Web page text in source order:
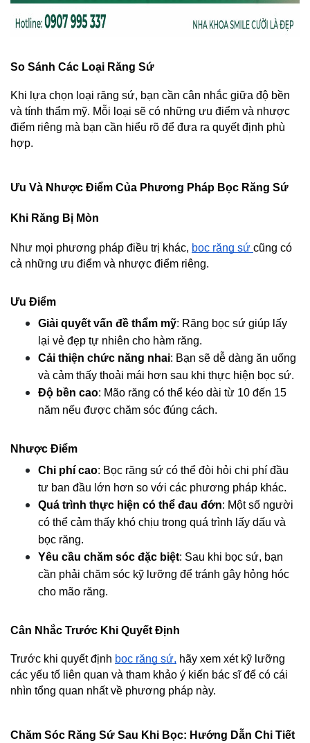
So Sánh Các Loại Răng Sứ
Khi lựa chọn loại răng sứ, bạn cần cân nhắc giữa độ bền
và tính thẩm mỹ. Mỗi loại sẽ có những ưu điểm và nhược
điểm riêng mà bạn cần hiểu rõ để đưa ra quyết định phù
hợp.
Ưu Và Nhược Điểm Của Phương Pháp Bọc Răng Sứ
Khi Răng Bị Mòn
Như mọi phương pháp điều trị khác, bọc răng sứ cũng có
cả những ưu điểm và nhược điểm riêng.
Ưu Điểm
Giải quyết vấn đề thẩm mỹ: Răng bọc sứ giúp lấy
lại vẻ đẹp tự nhiên cho hàm răng.
Cải thiện chức năng nhai: Bạn sẽ dễ dàng ăn uống
và cảm thấy thoải mái hơn sau khi thực hiện bọc sứ.
Độ bền cao: Mão răng có thể kéo dài từ 10 đến 15
năm nếu được chăm sóc đúng cách.
Nhược Điểm
Chi phí cao: Bọc răng sứ có thể đòi hỏi chi phí đầu
tư ban đầu lớn hơn so với các phương pháp khác.
Quá trình thực hiện có thể đau đớn: Một số người
có thể cảm thấy khó chịu trong quá trình lấy dấu và
bọc răng.
Yêu cầu chăm sóc đặc biệt: Sau khi bọc sứ, bạn
cần phải chăm sóc kỹ lưỡng để tránh gây hỏng hóc
cho mão răng.
Cân Nhắc Trước Khi Quyết Định
Trước khi quyết định bọc răng sứ, hãy xem xét kỹ lưỡng
các yếu tố liên quan và tham khảo ý kiến bác sĩ để có cái
nhìn tổng quan nhất về phương pháp này.
Chăm Sóc Răng Sứ Sau Khi Bọc: Hướng Dẫn Chi Tiết